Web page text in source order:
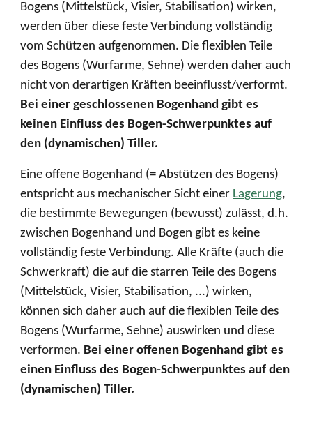
Bogens (Mittelstück, Visier, Stabilisation) wirken,
werden über diese feste Verbindung vollständig
vom Schützen aufgenommen. Die flexiblen Teile
des Bogens (Wurfarme, Sehne) werden daher auch
nicht von derartigen Kräften beeinflusst/verformt.
Bei einer geschlossenen Bogenhand gibt es
keinen Einfluss des Bogen-Schwerpunktes auf
den (dynamischen) Tiller.
Eine offene Bogenhand (= Abstützen des Bogens)
entspricht aus mechanischer Sicht einer Lagerung,
die bestimmte Bewegungen (bewusst) zulässt, d.h.
zwischen Bogenhand und Bogen gibt es keine
vollständig feste Verbindung. Alle Kräfte (auch die
Schwerkraft) die auf die starren Teile des Bogens
(Mittelstück, Visier, Stabilisation, ...) wirken,
können sich daher auch auf die flexiblen Teile des
Bogens (Wurfarme, Sehne) auswirken und diese
verformen. Bei einer offenen Bogenhand gibt es
einen Einfluss des Bogen-Schwerpunktes auf den
(dynamischen) Tiller.